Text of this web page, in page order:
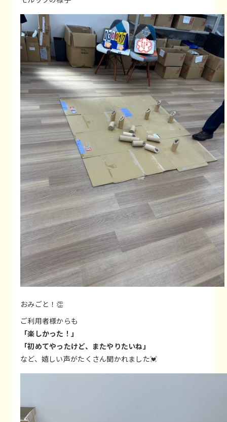
おみごと！👏
ご利用者様からも
「楽しかった！」
「初めてやったけど、またやりたいね」
など、嬉しい声がたくさん聞かれました💓